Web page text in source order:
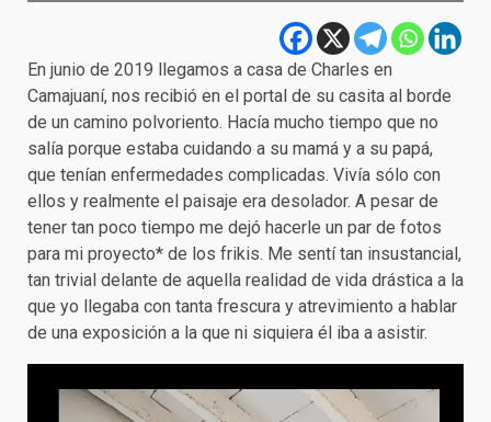
En junio de 2019 llegamos a casa de Charles en
Camajuaní, nos recibió en el portal de su casita al borde
de un camino polvoriento. Hacía mucho tiempo que no
salía porque estaba cuidando a su mamá y a su papá,
que tenían enfermedades complicadas. Vivía sólo con
ellos y realmente el paisaje era desolador. A pesar de
tener tan poco tiempo me dejó hacerle un par de fotos
para mi proyecto* de los frikis. Me sentí tan insustancial,
tan trivial delante de aquella realidad de vida drástica a la
que yo llegaba con tanta frescura y atrevimiento a hablar
de una exposición a la que ni siquiera él iba a asistir.